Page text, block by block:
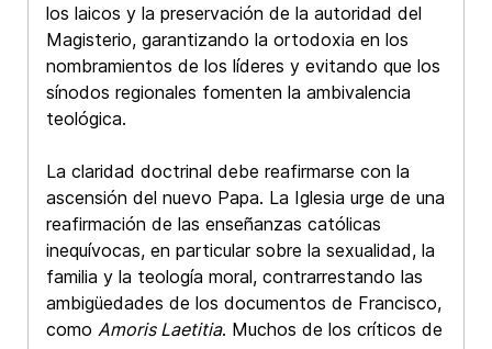
los laicos y la preservación de la autoridad del
Magisterio, garantizando la ortodoxia en los
nombramientos de los líderes y evitando que los
sínodos regionales fomenten la ambivalencia
teológica.
La claridad doctrinal debe reafirmarse con la
ascensión del nuevo Papa. La Iglesia urge de una
reafirmación de las enseñanzas católicas
inequívocas, en particular sobre la sexualidad, la
familia y la teología moral, contrarrestando las
ambigüedades de los documentos de Francisco,
como Amoris Laetitia. Muchos de los críticos de